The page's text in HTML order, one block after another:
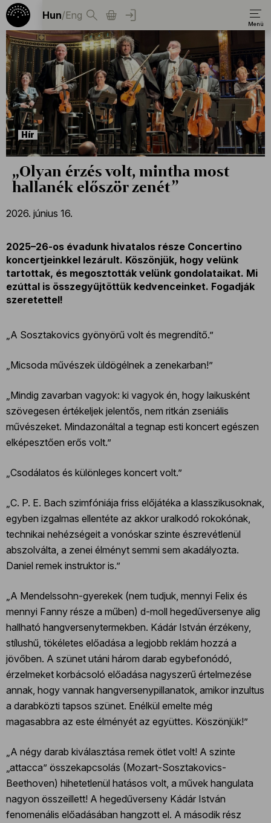
Hun/Eng
Hír
„Olyan érzés volt, mintha most
hallanék először zenét”
2026. június 16.
2025–26-os évadunk hivatalos része Concertino
koncertjeinkkel lezárult. Köszönjük, hogy velünk
tartottak, és megosztották velünk gondolataikat. Mi
ezúttal is összegyűjtöttük kedvenceinket. Fogadják
szeretettel!
„A Sosztakovics gyönyörű volt és megrendítő.”
„Micsoda művészek üldögélnek a zenekarban!”
„Mindig zavarban vagyok: ki vagyok én, hogy laikusként
szövegesen értékeljek jelentős, nem ritkán zseniális
művészeket. Mindazonáltal a tegnap esti koncert egészen
elképesztően erős volt.”
„Csodálatos és különleges koncert volt.”
„C. P. E. Bach szimfóniája friss előjátéka a klasszikusoknak,
egyben izgalmas ellentéte az akkor uralkodó rokokónak,
technikai nehézségeit a vonóskar szinte észrevétlenül
abszolválta, a zenei élményt semmi sem akadályozta.
Daniel remek instruktor is.”
„A Mendelssohn-gyerekek (nem tudjuk, mennyi Felix és
mennyi Fanny része a műben) d-moll hegedűversenye alig
hallható hangversenytermekben. Kádár István érzékeny,
stílushű, tökéletes előadása a legjobb reklám hozzá a
jövőben. A szünet utáni három darab egybefonódó,
érzelmeket korbácsoló előadása nagyszerű értelmezése
annak, hogy vannak hangversenypillanatok, amikor inzultus
a darabközti tapsos szünet. Enélkül emelte még
magasabbra az este élményét az együttes. Köszönjük!”
„A négy darab kiválasztása remek ötlet volt! A szinte
„attacca” összekapcsolás (Mozart-Sosztakovics-
Beethoven) hihetetlenül hatásos volt, a művek hangulata
nagyon összeillett! A hegedűverseny Kádár István
fenomenális előadásában hangzott el. A második rész